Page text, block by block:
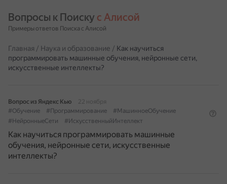
Вопросы к Поиску с Алисой
Примеры ответов Поиска с Алисой
Главная / Наука и образование / Как научиться
программировать машинные обучения, нейронные сети,
искусственные интеллекты?
Вопрос из Яндекс Кью
22 ноября
#Обучение
#Программирование
#МашинноеОбучение
#НейронныеСети
#ИскусственныйИнтеллект
Как научиться программировать машинные
обучения, нейронные сети, искусственные
интеллекты?